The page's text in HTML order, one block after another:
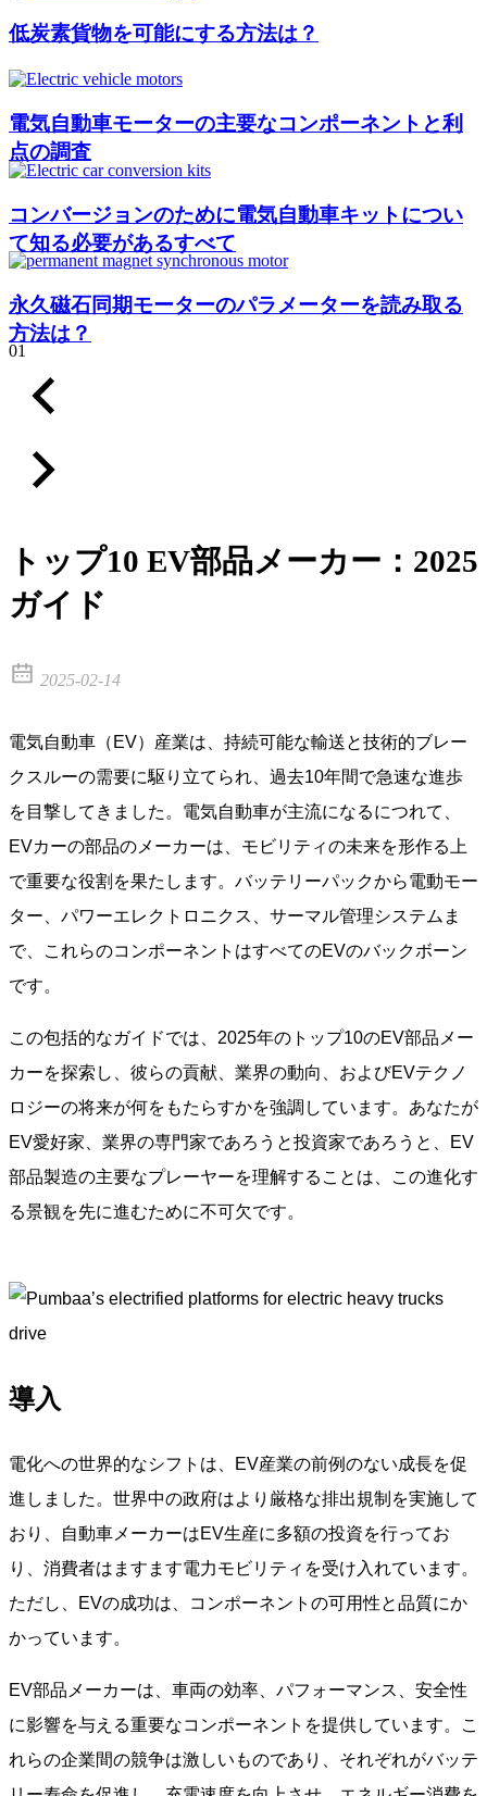
低炭素貨物を可能にする方法は？
電気自動車モーターの主要なコンポーネントと利
点の調査
コンバージョンのために電気自動車キットについ
て知る必要があるすべて
永久磁石同期モーターのパラメーターを読み取る
方法は？
01
トップ10 EV部品メーカー：2025
ガイド
2025-02-14
電気自動車（EV）産業は、持続可能な輸送と技術的ブレー
クスルーの需要に駆り立てられ、過去10年間で急速な進歩
を目撃してきました。電気自動車が主流になるにつれて、
EVカーの部品のメーカーは、モビリティの未来を形作る上
で重要な役割を果たします。バッテリーパックから電動モー
ター、パワーエレクトロニクス、サーマル管理システムま
で、これらのコンポーネントはすべてのEVのバックボーン
です。
この包括的なガイドでは、2025年のトップ10のEV部品メー
カーを探索し、彼らの貢献、業界の動向、およびEVテクノ
ロジーの将来が何をもたらすかを強調しています。あなたが
EV愛好家、業界の専門家であろうと投資家であろうと、EV
部品製造の主要なプレーヤーを理解することは、この進化す
る景観を先に進むために不可欠です。
導入
電化への世界的なシフトは、EV産業の前例のない成長を促
進しました。世界中の政府はより厳格な排出規制を実施して
おり、自動車メーカーはEV生産に多額の投資を行ってお
り、消費者はますます電力モビリティを受け入れています。
ただし、EVの成功は、コンポーネントの可用性と品質にか
かっています。
EV部品メーカーは、車両の効率、パフォーマンス、安全性
に影響を与える重要なコンポーネントを提供しています。こ
れらの企業間の競争は激しいものであり、それぞれがバッテ